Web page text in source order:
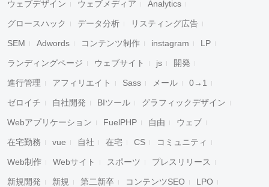
ウェブデザイン ウェブメディア Analytics
グロースハック データ分析 リスティング広告
SEM Adwords コンテンツ制作 instagram LP
ランディングページ ウェブサイト js 開発
進行管理 アフィリエイト Sass メール 0→1
ゼロイチ 自社開発 BIツール グラフィックデザイン
Webアプリケーション FuelPHP 自由 ウェブ
在宅勤務 vue 自社 在宅 CS コミュニティ
Web制作 Webサイト スポーツ プレスリリース
新規開発 新規 第二新卒 コンテンツSEO LPO